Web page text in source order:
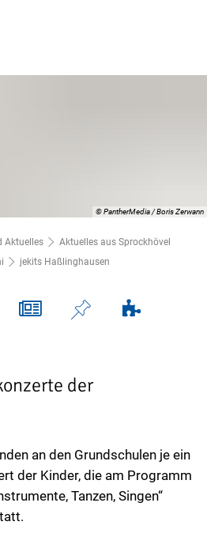
© PantherMedia / Boris Zerwann
Aktuelles
Aktuelles aus Sprockhövel
jekits Haßlinghausen
der
an den Grundschulen je ein
der Kinder, die am Programm
Tanzen, Singen“